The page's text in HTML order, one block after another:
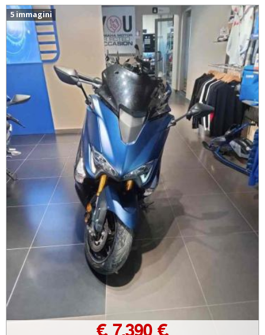
5 immagini
€ 7.390 €